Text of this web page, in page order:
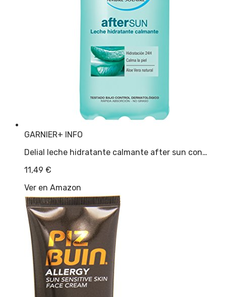
GARNIER+ INFO
Delial leche hidratante calmante after sun con…
11,49 €
Ver en Amazon